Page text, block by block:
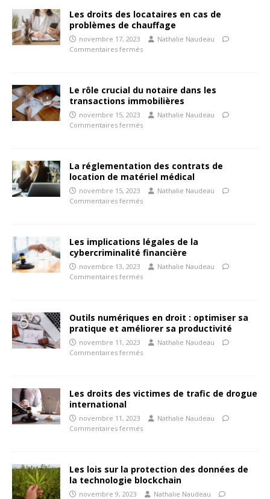
Les droits des locataires en cas de
problèmes de chauffage
novembre 17, 2023
Nathalie Naudeau
Commentaires fermés
Le rôle crucial du notaire dans les
transactions immobilières
novembre 15, 2023
Nathalie Naudeau
Commentaires fermés
La réglementation des contrats de
location de matériel médical
novembre 15, 2023
Nathalie Naudeau
Commentaires fermés
Les implications légales de la
cybercriminalité financière
novembre 13, 2023
Nathalie Naudeau
Commentaires fermés
Outils numériques en droit : optimiser sa
pratique et améliorer sa productivité
novembre 11, 2023
Nathalie Naudeau
Commentaires fermés
Les droits des victimes de trafic de drogue
international
novembre 11, 2023
Nathalie Naudeau
Commentaires fermés
Les lois sur la protection des données de
la technologie blockchain
novembre 9, 2023
Nathalie Naudeau